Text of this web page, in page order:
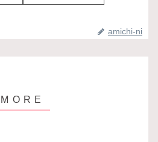
amichi-ni